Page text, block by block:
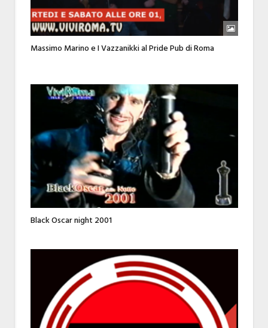
Massimo Marino e I Vazzanikki al Pride Pub di Roma
Black Oscar night 2001